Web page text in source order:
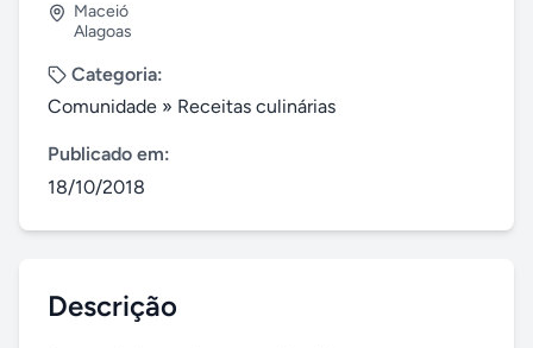
Maceió
Alagoas
Categoria:
Comunidade » Receitas culinárias
Publicado em:
18/10/2018
Descrição